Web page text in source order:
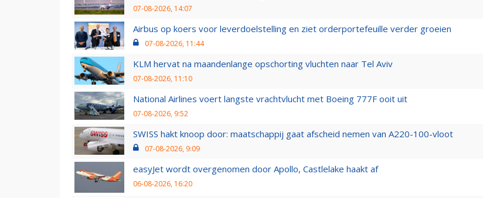
07-08-2026, 14:07
Airbus op koers voor leverdoelstelling en ziet orderportefeuille verder groeien
07-08-2026, 11:44
KLM hervat na maandenlange opschorting vluchten naar Tel Aviv
07-08-2026, 11:10
National Airlines voert langste vrachtvlucht met Boeing 777F ooit uit
07-08-2026, 9:52
SWISS hakt knoop door: maatschappij gaat afscheid nemen van A220-100-vloot
07-08-2026, 9:09
easyJet wordt overgenomen door Apollo, Castlelake haakt af
06-08-2026, 16:20